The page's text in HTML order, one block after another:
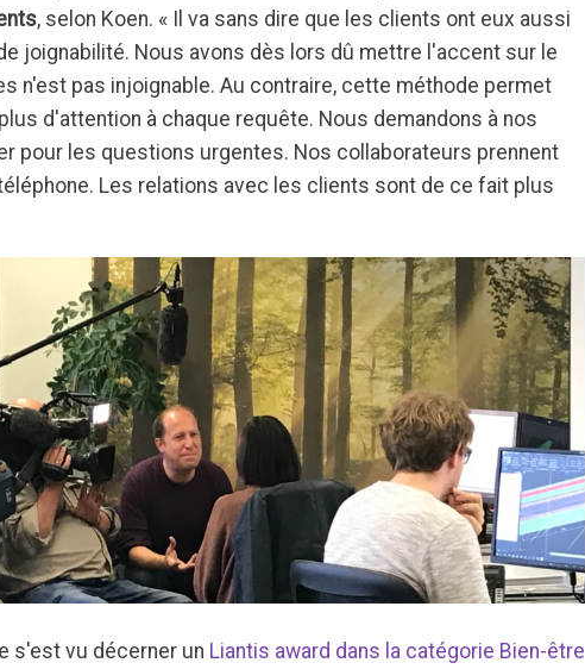
, selon Koen. « Il va sans dire que les clients ont eux aussi
joignabilité. Nous avons dès lors dû mettre l'accent sur le
n'est pas injoignable. Au contraire, cette méthode permet
d'attention à chaque requête. Nous demandons à nos
pour les questions urgentes. Nos collaborateurs prennent
Les relations avec les clients sont de ce fait plus
s'est vu décerner un Liantis award dans la catégorie Bien-être